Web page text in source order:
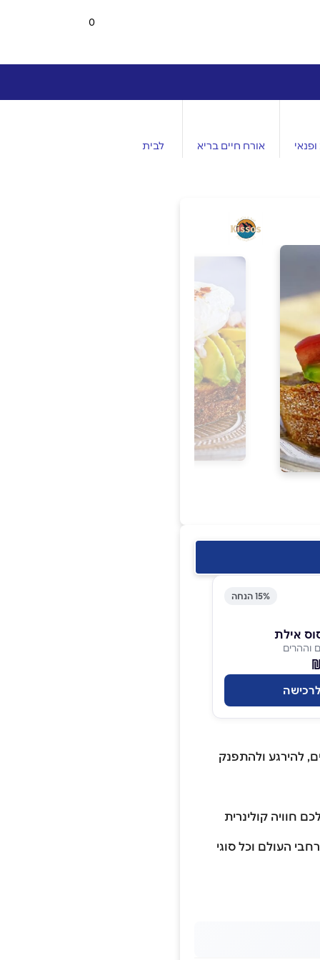
0
אורח חיים בריא לבית
15% הנחה
אילת
וההרים
לרכישה
להירגע ולהתפנק
חוויה קולינרית
העולם וכל סוגי